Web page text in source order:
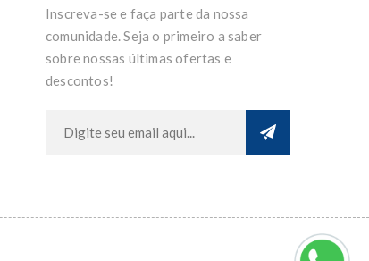
Inscreva-se e faça parte da nossa
comunidade. Seja o primeiro a saber
sobre nossas últimas ofertas e
descontos!